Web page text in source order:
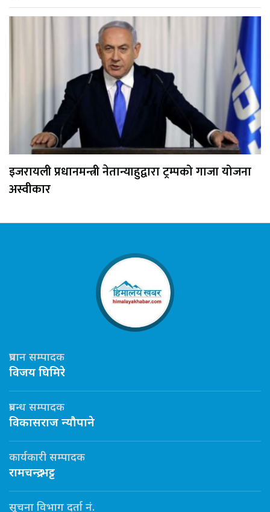
इजरायली प्रधानमन्त्री नेतान्याहुद्वारा ट्रम्पको गाजा योजना
अस्वीकार
प्रधान सम्पादक
विजय घिमिरे
प्रबन्ध सम्पादक
विकासराज न्यौपाने
कार्यकारी सम्पादक
रामचन्द्र भट्ट
सूचना विभाग दर्ता नं.